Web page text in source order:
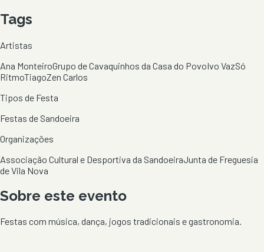
Tags
Artistas
Ana MonteiroGrupo de Cavaquinhos da Casa do PovoIvo VazSó
RitmoTiagoZen Carlos
Tipos de Festa
Festas de Sandoeira
Organizações
Associação Cultural e Desportiva da SandoeiraJunta de Freguesia
de Vila Nova
Sobre este evento
Festas com música, dança, jogos tradicionais e gastronomia.